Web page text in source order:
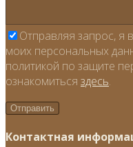
Отправляя запрос, я
моих персональных
политикой по защите
ознакомиться здесь.
Контактная